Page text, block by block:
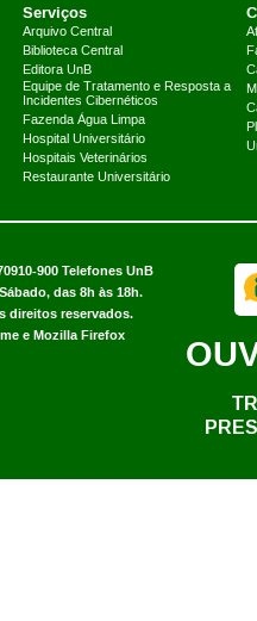
Serviços
Arquivo Central
Biblioteca Central
Editora UnB
Equipe de Tratamento e Resposta a
Incidentes Cibernéticos
Fazenda Água Limpa
Hospital Universitário
Hospitais Veterinários
Restaurante Universitário
900Telefones UnB
das 8h às 18h.
direitos reservados.
e Mozilla Firefox